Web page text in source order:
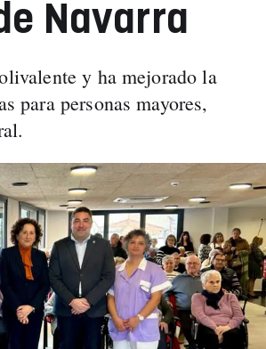
Navarra
y ha mejorado la
para personas mayores,